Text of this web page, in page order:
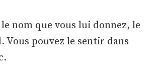
nom que vous lui donnez, le
Vous pouvez le sentir dans